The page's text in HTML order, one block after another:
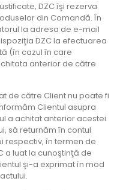
DZC îşi rezerva
din Comandă. În
la adresa de e-mail
DZC la efectuarea
(în cazul în care
anterior de către
de către Client nu poate fi
Clientul asupra
a achitat anterior acestei
să returnăm în contul
respectiv, în termen de
a luat la cunoştinţă de
şi-a exprimat în mod